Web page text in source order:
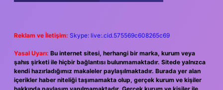
Reklam ve İletişim: Skype: live:.cid.575569c608265c69
Yasal Uyarı: Bu internet sitesi, herhangi bir marka, kurum veya
şahıs şirketi ile hiçbir bağlantısı bulunmamaktadır. Sitede yalnızca
kendi hazırladığımız makaleler paylaşılmaktadır. Burada yer alan
içerikler haber niteliği taşımamakta olup, gerçek kurum ve kişiler